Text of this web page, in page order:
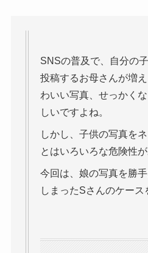
SNSの普及で、自分の
投稿するお母さんが増
わいい写真、せっかく
しいですよね。
しかし、子供の写真を
とはいろいろな危険性が
今回は、娘の写真を勝
しまったSさんのケース